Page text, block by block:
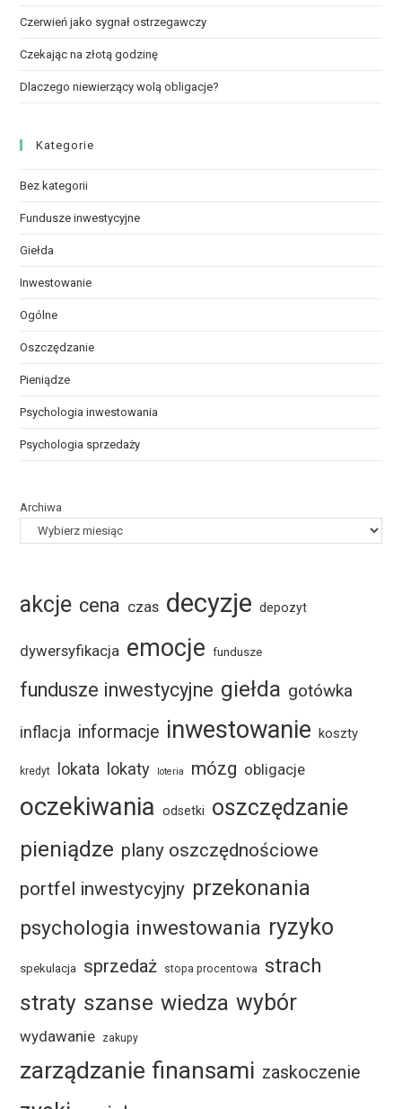
Czerwień jako sygnał ostrzegawczy
Czekając na złotą godzinę
Dlaczego niewierzący wolą obligacje?
Kategorie
Bez kategorii
Fundusze inwestycyjne
Giełda
Inwestowanie
Ogólne
Oszczędzanie
Pieniądze
Psychologia inwestowania
Psychologia sprzedaży
Archiwa
akcje cena czas decyzje depozyt
dywersyfikacja emocje fundusze
fundusze inwestycyjne giełda gotówka
inflacja informacje inwestowanie koszty
kredyt lokata lokaty loteria mózg obligacje
oczekiwania odsetki
oszczędzanie
pieniądze plany oszczędnościowe
portfel inwestycyjny przekonania
psychologia inwestowania ryzyko
spekulacja sprzedaż stopa procentowa strach
straty szanse wiedza wybór
wydawanie zakupy
zarządzanie finansami zaskoczenie